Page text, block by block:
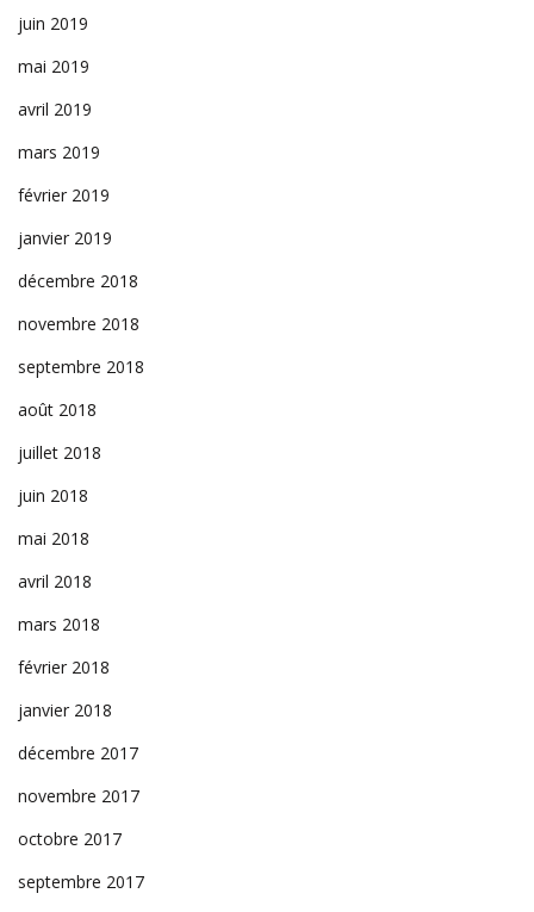
juin 2019
mai 2019
avril 2019
mars 2019
février 2019
janvier 2019
décembre 2018
novembre 2018
septembre 2018
août 2018
juillet 2018
juin 2018
mai 2018
avril 2018
mars 2018
février 2018
janvier 2018
décembre 2017
novembre 2017
octobre 2017
septembre 2017